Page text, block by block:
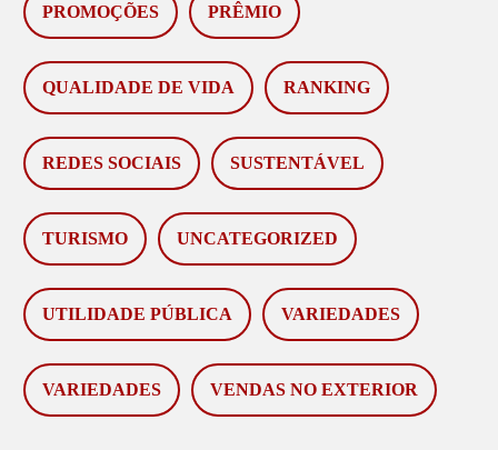
PROMOÇÕES PRÊMIO
QUALIDADE DE VIDA RANKING
REDES SOCIAIS SUSTENTÁVEL
TURISMO UNCATEGORIZED
UTILIDADE PÚBLICA VARIEDADES
VARIEDADES VENDAS NO EXTERIOR